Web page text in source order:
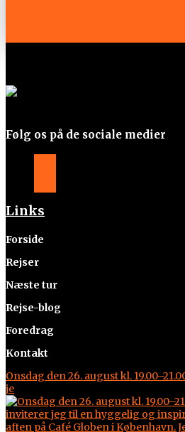
Følg os på de sociale medier
Links
Forside
Rejser
Næste tur
Rejse-blog
Foredrag
Kontakt
Onsdag den 26. august kl.
je